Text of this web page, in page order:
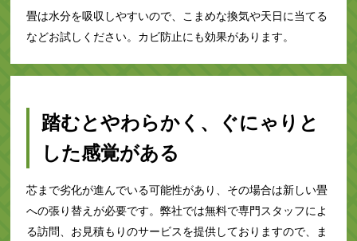
畳は水分を吸収しやすいので、こまめな換気や天日に当てる
などお試しください。カビ防止にも効果があります。
踏むとやわらかく、ぐにゃりと
した感覚がある
芯まで劣化が進んでいる可能性があり、その場合は新しい畳
への張り替えが必要です。弊社では無料で専門スタッフによ
る訪問、お見積もりのサービスを提供しておりますので、ま